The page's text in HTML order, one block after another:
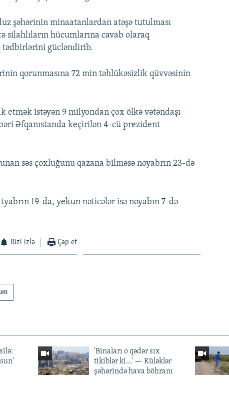
şəhərinin minaatanlardan atəşə tutulması
silahlıların hücumlarına cavab olaraq
tədbirlərini gücləndirib.
qorunmasına 72 min təhlükəsizlik qüvvəsinin
etmək istəyən 9 milyondan çox ölkə vətəndaşı
Əfqanıstanda keçirilən 4-cü prezident
səs çoxluğunu qazana bilməsə noyabrın 23-də
19-da, yekun nəticələr isə noyabın 7-də
Bizi izlə Çap et
'Binaları o qədər sıx
tikiblər ki...' — Küləklər
şəhərində hava böhranı